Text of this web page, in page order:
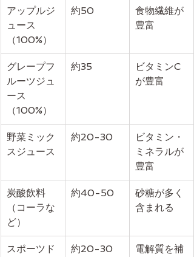
アップルジ
ュース
（100%）
約50
食物繊維が
豊富
グレープフ
ルーツジュ
ース
（100%）
約35
ビタミンC
が豊富
野菜ミック
スジュース
約20-30
ビタミン・
ミネラルが
豊富
炭酸飲料
（コーラな
ど）
約40-50
砂糖が多く
含まれる
スポーツド
約20-30
電解質を補